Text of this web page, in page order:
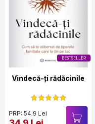
BESTSELLER
Vindecă-ți rădăcinile
PRP: 54.9 Lei